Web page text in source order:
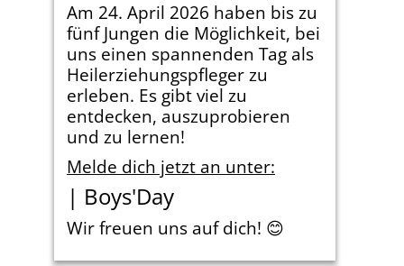
Am 24. April 2026 haben bis zu
fünf Jungen die Möglichkeit, bei
uns einen spannenden Tag als
Heilerziehungspfleger zu
erleben. Es gibt viel zu
entdecken, auszuprobieren
und zu lernen!
Melde dich jetzt an unter:
| Boys'Day
Wir freuen uns auf dich! 😊